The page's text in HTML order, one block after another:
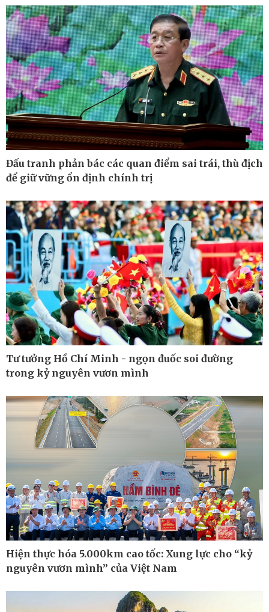
Kinh tế
Bất động sản
Khởi nghiệp
Thị trường
Giá vàng
Tiêu dùng
Tỷ giá
Chứng khoán
Giá cà phê
Pháp luật
Tin nóng
Tư vấn luật
Thể thao
Bóng đá quốc tế
Bóng đá Việt Nam
Thế giới thể thao
Lịch thi đấu bóng đá
Hậu trường
Đấu tranh phản bác các quan điểm sai trái, thù địch
để giữ vững ổn định chính trị
Tư tưởng Hồ Chí Minh - ngọn đuốc soi đường
trong kỷ nguyên vươn mình
Hiện thực hóa 5.000km cao tốc: Xung lực cho “kỷ
nguyên vươn mình” của Việt Nam